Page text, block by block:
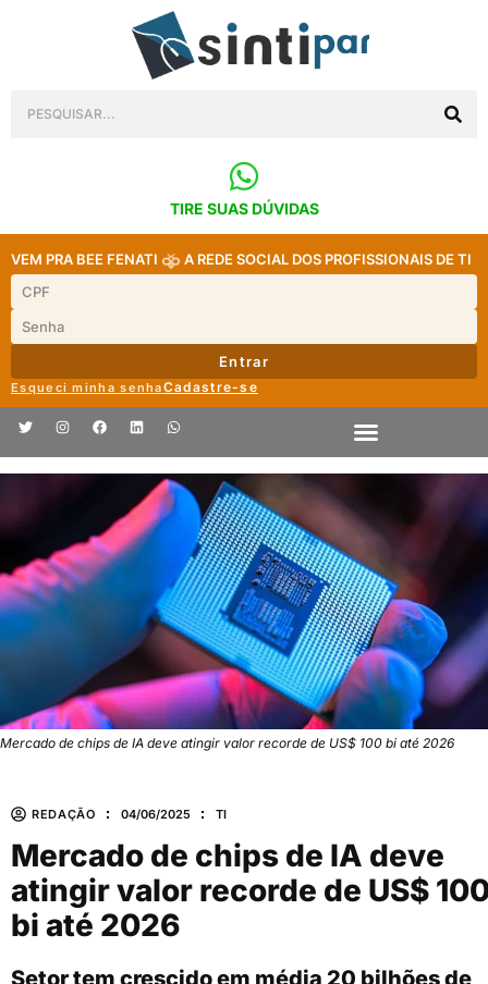
TIRE SUAS DÚVIDAS
VEM PRA BEE FENATI A REDE SOCIAL DOS PROFISSIONAIS DE TI
Entrar
Esqueci minha senhaCadastre-se
Mercado de chips de IA deve atingir valor recorde de US$ 100 bi até 2026
REDAÇÃO 04/06/2025 TI
Mercado de chips de IA deve
atingir valor recorde de US$
bi até 2026
Setor tem crescido em média 20 bilhões de